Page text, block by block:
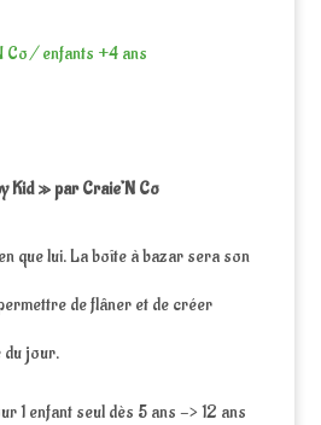
/ enfants +4 ans
Kid » par Craie’N Co
que lui. La boîte à bazar sera son
de flâner et de créer
du jour.
1 enfant seul dès 5 ans -> 12 ans